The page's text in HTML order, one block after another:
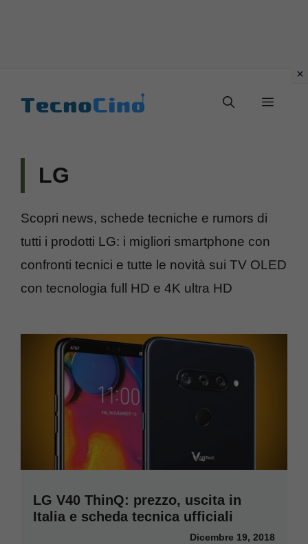
Menu
LG
Scopri news, schede tecniche e rumors di
tutti i prodotti LG: i migliori smartphone con
confronti tecnici e tutte le novità sui TV OLED
con tecnologia full HD e 4K ultra HD
LG V40 ThinQ: prezzo, uscita in
Italia e scheda tecnica ufficiali
Dicembre 19, 2018